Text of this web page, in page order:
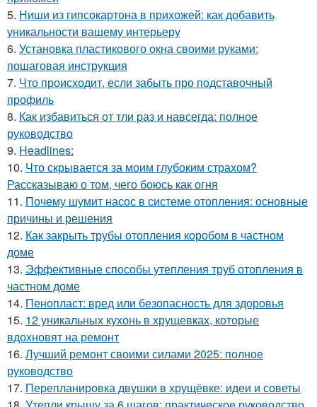
5. Ниши из гипсокартона в прихожей: как добавить
уникальности вашему интерьеру
6. Установка пластикового окна своими руками:
пошаговая инструкция
7. Что происходит, если забыть про подставочный
профиль
8. Как избавиться от тли раз и навсегда: полное
руководство
9. Headlines:
10. Что скрывается за моим глубоким страхом?
Рассказываю о том, чего боюсь как огня
11. Почему шумит насос в системе отопления: основные
причины и решения
12. Как закрыть трубы отопления коробом в частном
доме
13. Эффективные способы утепления труб отопления в
частном доме
14. Пенопласт: вред или безопасность для здоровья
15. 12 уникальных кухонь в хрущевках, которые
вдохновят на ремонт
16. Лучший ремонт своими силами 2025: полное
руководство
17. Перепланировка двушки в хрущёвке: идеи и советы